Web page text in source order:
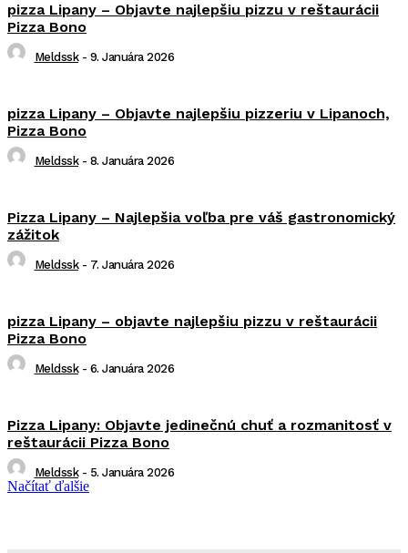
pizza Lipany – Objavte najlepšiu pizzu v reštaurácii
Pizza Bono
Meldssk - 9. Januára 2026
pizza Lipany – Objavte najlepšiu pizzeriu v Lipanoch,
Pizza Bono
Meldssk - 8. Januára 2026
Pizza Lipany – Najlepšia voľba pre váš gastronomický
zážitok
Meldssk - 7. Januára 2026
pizza Lipany – objavte najlepšiu pizzu v reštaurácii
Pizza Bono
Meldssk - 6. Januára 2026
Pizza Lipany: Objavte jedinečnú chuť a rozmanitosť v
reštaurácii Pizza Bono
Meldssk - 5. Januára 2026
Načítať ďalšie